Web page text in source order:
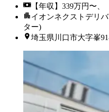
【年収】339万円〜
イオンネクストデリ
ター)
埼玉県川口市大字峯